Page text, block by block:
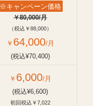
※キャンペーン価格
￥80,000/月
（税込￥88,000）
￥ 64,000/月
(税込¥70,400)
￥ 6,000/月
(税込¥6,600)
初回税込￥7,022